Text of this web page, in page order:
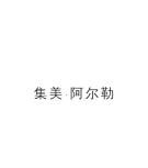
集美·阿尔勒